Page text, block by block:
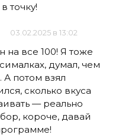
точку!
03.02.2025 в 13:02
на все 100! Я тоже
думал, чем
А потом взял
сколько вкуса
— реально
короче, давай